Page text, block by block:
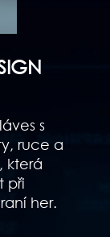
s
ruce a
která
při
her.